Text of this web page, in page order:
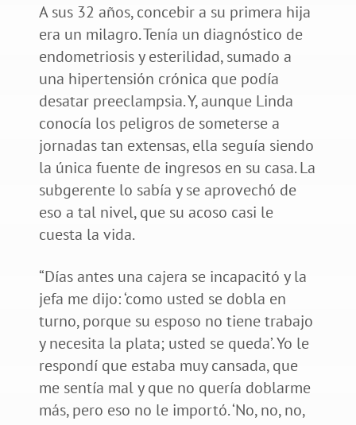
A sus 32 años, concebir a su primera hija
era un milagro. Tenía un diagnóstico de
endometriosis y esterilidad, sumado a
una hipertensión crónica que podía
desatar preeclampsia. Y, aunque Linda
conocía los peligros de someterse a
jornadas tan extensas, ella seguía siendo
la única fuente de ingresos en su casa. La
subgerente lo sabía y se aprovechó de
eso a tal nivel, que su acoso casi le
cuesta la vida.
“Días antes una cajera se incapacitó y la
jefa me dijo: ‘como usted se dobla en
turno, porque su esposo no tiene trabajo
y necesita la plata; usted se queda’. Yo le
respondí que estaba muy cansada, que
me sentía mal y que no quería doblarme
más, pero eso no le importó. ‘No, no, no,